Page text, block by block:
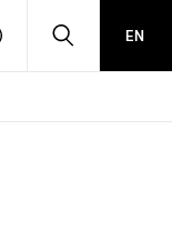
PŘIHLÁSIT HLEDATEN